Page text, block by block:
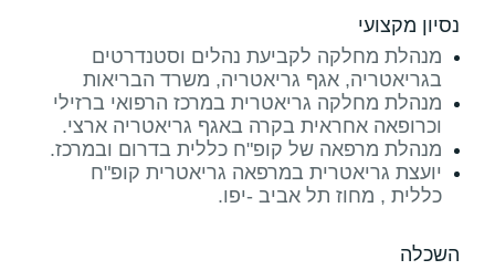
נסיון מקצועי
מנהלת מחלקה לקביעת נהלים וסטנדרטים
בגריאטריה, אגף גריאטריה, משרד הבריאות
מנהלת מחלקה גריאטרית במרכז הרפואי ברזילי
וכרופאה אחראית בקרה באגף גריאטריה ארצי.
מנהלת מרפאה של קופ"ח כללית בדרום ובמרכז.
יועצת גריאטרית במרפאה גריאטרית קופ"ח
כללית , מחוז תל אביב -יפו.
השכלה